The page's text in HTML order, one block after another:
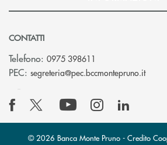
CONTATTI
Telefono: 0975 398611
PEC: segreteria@pec.bccmontepruno.it(si
© 2026 Banca Monte Pruno - Credito